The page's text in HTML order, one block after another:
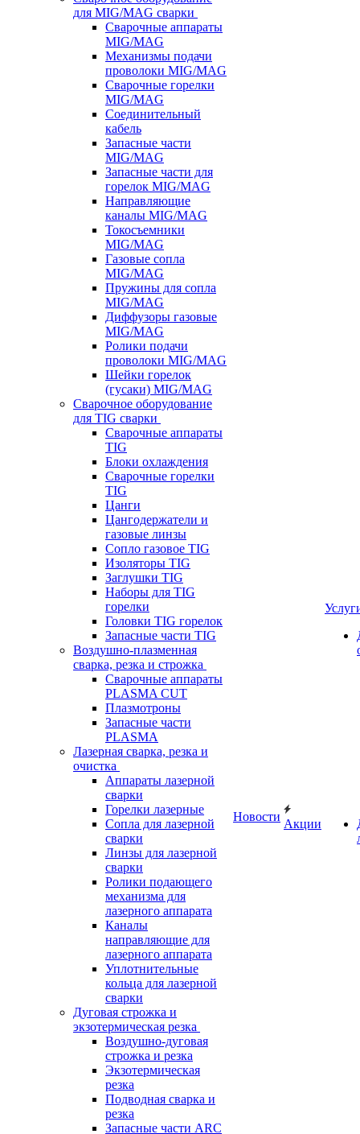
для MIG/MAG сварки
Сварочные аппараты
MIG/MAG
Механизмы подачи
проволоки MIG/MAG
Сварочные горелки
MIG/MAG
Соединительный
кабель
Запасные части
MIG/MAG
Запасные части для
горелок MIG/MAG
Направляющие
каналы MIG/MAG
Токосъемники
MIG/MAG
Газовые сопла
MIG/MAG
Пружины для сопла
MIG/MAG
Диффузоры газовые
MIG/MAG
Ролики подачи
проволоки MIG/MAG
Шейки горелок
(гусаки) MIG/MAG
Сварочное оборудование
для TIG сварки
Сварочные аппараты
TIG
Блоки охлаждения
Сварочные горелки
TIG
Цанги
Цангодержатели и
газовые линзы
Сопло газовое TIG
Изоляторы TIG
Заглушки TIG
Наборы для TIG
горелки
Головки TIG горелок
Запасные части TIG
Воздушно-плазменная
сварка, резка и строжка
Сварочные аппараты
PLASMA CUT
Плазмотроны
Запасные части
PLASMA
Лазерная сварка, резка и
очистка
Аппараты лазерной
сварки
Горелки лазерные
Сопла для лазерной
сварки
Линзы для лазерной
сварки
Ролики подающего
механизма для
лазерного аппарата
Каналы
направляющие для
лазерного аппарата
Уплотнительные
кольца для лазерной
сварки
Дуговая строжка и
экзотермическая резка
Воздушно-дуговая
строжка и резка
Экзотермическая
резка
Подводная сварка и
резка
Запасные части ARC
Новости
Акции